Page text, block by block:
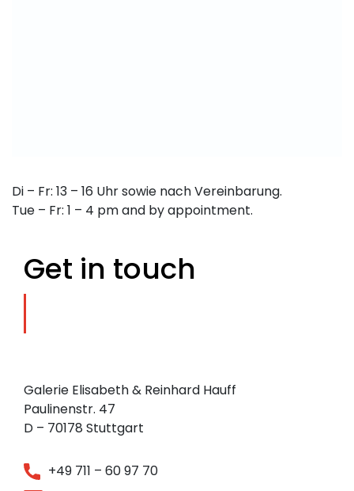
Di – Fr: 13 – 16 Uhr sowie nach Vereinbarung.
Tue – Fr: 1 – 4 pm and by appointment.
Get in touch
Galerie Elisabeth & Reinhard Hauff
Paulinenstr. 47
D – 70178 Stuttgart
+49 711 – 60 97 70